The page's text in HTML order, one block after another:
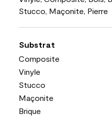
Stucco, Maçonite, Pierre
Substrat
Composite
Vinyle
Stucco
Maçonite
Brique